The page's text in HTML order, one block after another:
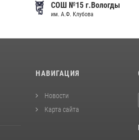
СОШ №15 г.Вологды
им. А.Ф. Клубова
НАВИГАЦИЯ
Новости
Карта сайта